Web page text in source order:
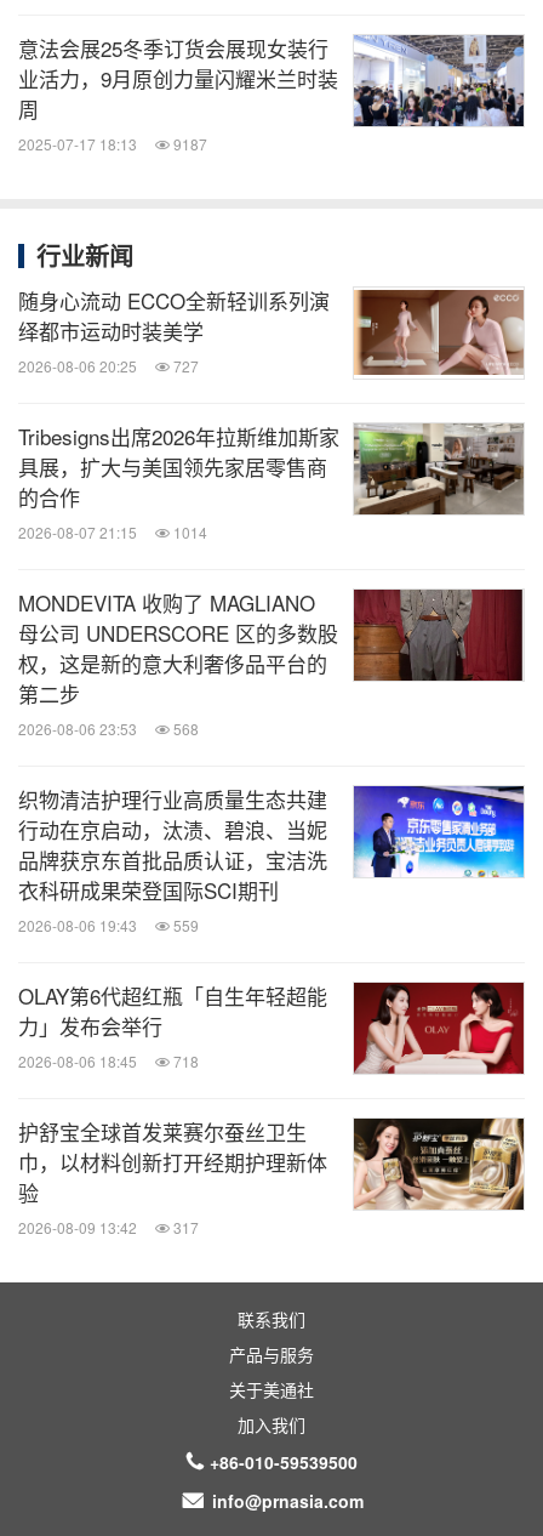
关键词： 时尚 日用品 零售业
纺织业
意法会展25冬季订货会展现女装行
业活力，9月原创力量闪耀米兰时装
周
2025-07-17 18:13 9187
行业新闻
随身心流动 ECCO全新轻训系列演
绎都市运动时装美学
2026-08-06 20:25 727
Tribesigns出席2026年拉斯维加斯家
具展，扩大与美国领先家居零售商
的合作
2026-08-07 21:15 1014
MONDEVITA 收购了 MAGLIANO
母公司 UNDERSCORE 区的多数股
权，这是新的意大利奢侈品平台的
第二步
2026-08-06 23:53 568
织物清洁护理行业高质量生态共建
行动在京启动，汰渍、碧浪、当妮
品牌获京东首批品质认证，宝洁洗
衣科研成果荣登国际SCI期刊
2026-08-06 19:43 559
OLAY第6代超红瓶「自生年轻超能
力」发布会举行
2026-08-06 18:45 718
护舒宝全球首发莱赛尔蚕丝卫生
巾，以材料创新打开经期护理新体
验
2026-08-09 13:42 317
联系我们
产品与服务
关于美通社
加入我们
+86-010-59539500
info@prnasia.com